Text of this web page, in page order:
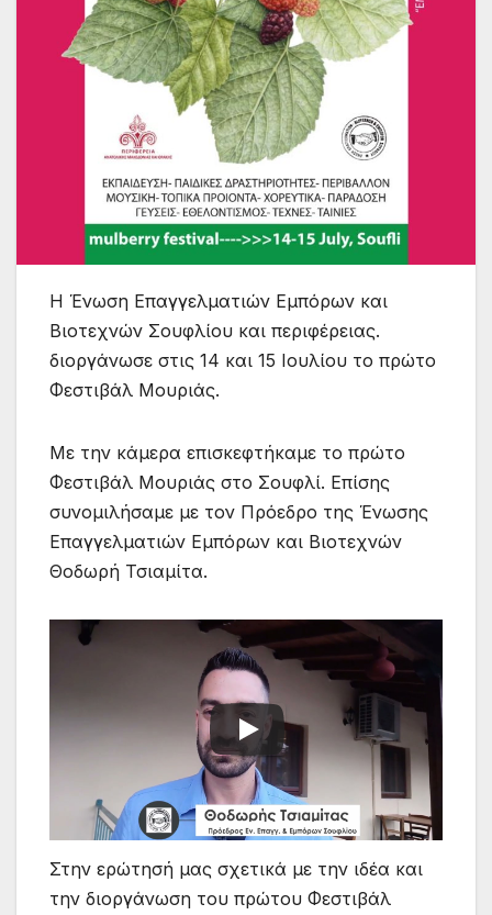
Η Ένωση Επαγγελματιών Εμπόρων και
Βιοτεχνών Σουφλίου και περιφέρειας.
διοργάνωσε στις 14 και 15 Ιουλίου το πρώτο
Φεστιβάλ Μουριάς.
Mε την κάμερα επισκεφτήκαμε το πρώτο
Φεστιβάλ Μουριάς στο Σουφλί. Επίσης
συνομιλήσαμε με τον Πρόεδρο της Ένωσης
Επαγγελματιών Εμπόρων και Βιοτεχνών
Θοδωρή Τσιαμίτα.
Στην ερώτησή μας σχετικά με την ιδέα και
την διοργάνωση του πρώτου Φεστιβάλ